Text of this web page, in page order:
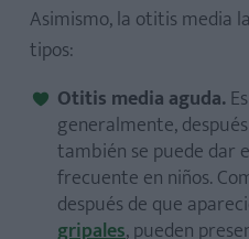
Asimismo, la otitis media
tipos:
Otitis media aguda.
generalmente,
también se puede dar
frecuente en niños.
después de que
gripales, pueden